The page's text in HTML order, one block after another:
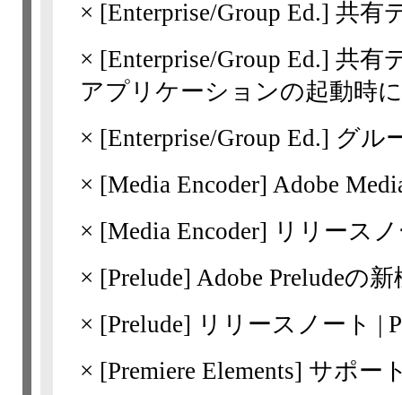
× [Enterprise/Group Ed.] 共有
× [Enterprise/Group Ed.] 共有
アプリケーションの起動時
× [Enterprise/Group Ed.] グル
× [Media Encoder] Adobe
× [Media Encoder] リリース
× [Prelude] Adobe Preludeの
× [Prelude] リリースノート |
× [Premiere Elements] サポ